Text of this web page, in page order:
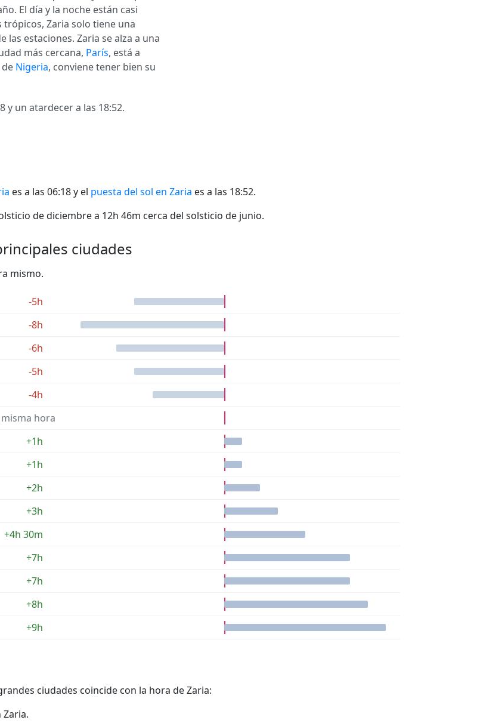
El día y la noche están casi
trópicos, Zaria solo tiene una
estaciones. Zaria se alza a una
más cercana, París, está a
Nigeria, conviene tener bien su
y un atardecer a las 18:52.
es a las 06:18 y el puesta del sol en Zaria es a las 18:52.
de diciembre a 12h 46m cerca del solsticio de junio.
ciudades
mismo.
-5h
-8h
-6h
-5h
-4h
misma hora
+1h
+1h
+2h
+3h
+4h 30m
+7h
+7h
+8h
+9h
ciudades coincide con la hora de Zaria:
Zaria.